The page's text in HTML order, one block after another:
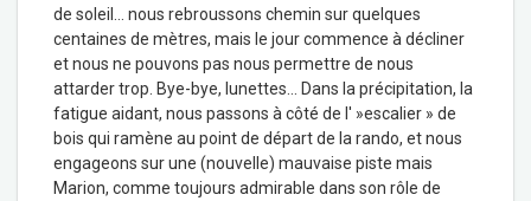
de soleil… nous rebroussons chemin sur quelques
centaines de mètres, mais le jour commence à décliner
et nous ne pouvons pas nous permettre de nous
attarder trop. Bye-bye, lunettes… Dans la précipitation, la
fatigue aidant, nous passons à côté de l' »escalier » de
bois qui ramène au point de départ de la rando, et nous
engageons sur une (nouvelle) mauvaise piste mais
Marion, comme toujours admirable dans son rôle de